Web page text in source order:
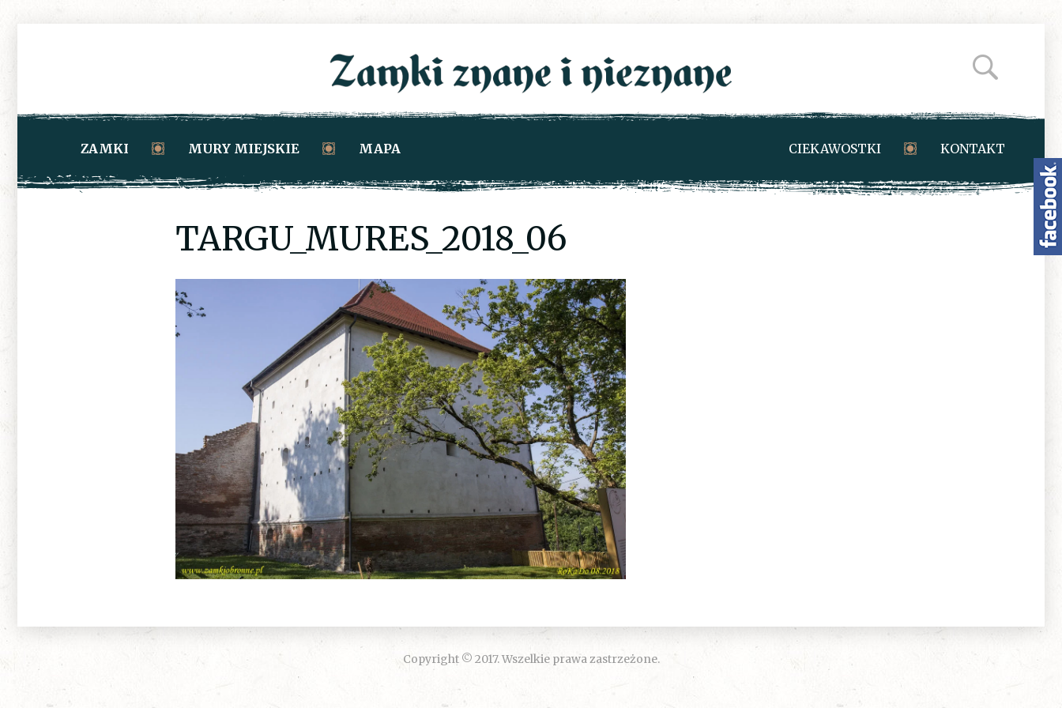
ZAMKI MURY MIEJSKIE MAPA CIEKAWOSTKI KONTAKT
TARGU_MURES_2018_06
Copyright © 2017. Wszelkie prawa zastrzeżone.